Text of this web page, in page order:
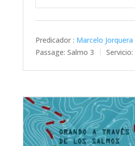
Predicador : Marcelo Jorquera
Passage: Salmo 3 Servicio: